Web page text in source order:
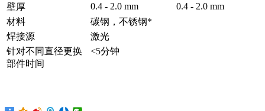
壁厚
0.4 - 2.0 mm
0.4 - 2.0 mm
材料
碳钢，不锈钢*
焊接源
激光
针对不同直径更换
部件时间
<5分钟